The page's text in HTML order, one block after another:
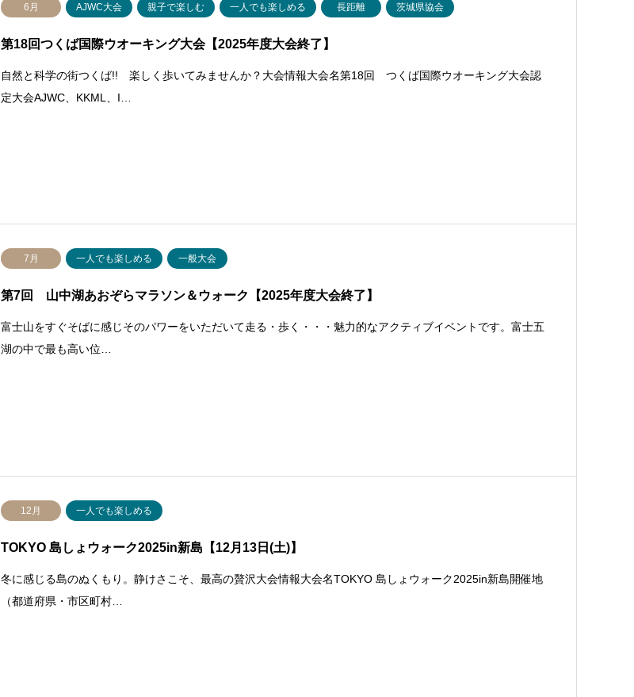
6月 AJWC大会 親子で楽しむ 一人でも楽しめる 長距離 茨城県協会
第18回つくば国際ウオーキング大会【2025年度大会終了】
自然と科学の街つくば!! 楽しく歩いてみませんか？大会情報大会名第18回 つくば国際ウオーキング大会認
定大会AJWC、KKML、I…
7月 一人でも楽しめる 一般大会
第7回 山中湖あおぞらマラソン＆ウォーク【2025年度大会終了】
富士山をすぐそばに感じそのパワーをいただいて走る・歩く・・・魅力的なアクティブイベントです。富士五
湖の中で最も高い位…
12月 一人でも楽しめる
TOKYO 島しょウォーク2025in新島【12月13日(土)】
冬に感じる島のぬくもり。静けさこそ、最高の贅沢大会情報大会名TOKYO 島しょウォーク2025in新島開催地
（都道府県・市区町村…